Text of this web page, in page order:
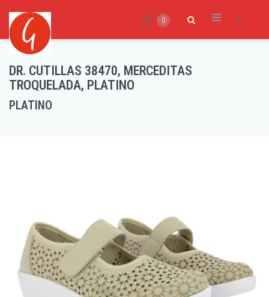
0
DR. CUTILLAS 38470, MERCEDITAS
TROQUELADA, PLATINO
PLATINO